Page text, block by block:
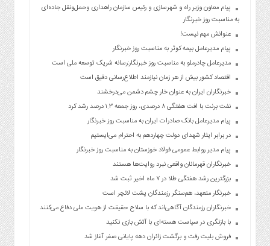
پیام معاون وزیر راه و شهرسازی و رئیس سازمان راهداری وحمل‌ونقل جاده‌ای
به مناسبت روز خبرنگار
عنوانش مهم نیست!
پیام مدیرعامل بیمه کوثر به مناسبت روز خبرنگار
مدیرعامل چادرملو به مناسبت روز خبرنگار:رسانه شریک توسعه ملی است
اقتصاد کشور بیش از هر زمان نیازمند اطلاع‌رسانی دقیق است
خبرنگاران ایران به عنوان خار چشم دشمن می‌درخشند
نفت برنت با افت هفتگی ۸ درصدی، روز جمعه ۱.۳ درصد رشد کرد
پیام مدیرعامل بانک صادرات ایران به مناسبت روز خبرنگار
در برابر ایثار شهدای دولت چهاردهم به احترام می‌ایستیم
پیام مدیر روابط عمومی فولاد خوزستان به مناسبت روز خبرنگار
خبرنگاران قهرمانان واقعی نبرد روایت‌ها هستند
بزرگترین رشد هفتگی طلا در ۷ ماه اخیر ثبت شد
خبرنگار متعهد، هم‌سنگر رزمندگان پشت لانچر است
خبرنگاران رزمندگان آگاهی‌اند که با سلاح حقیقت از هویت ملی دفاع می‌کنند
با بازنگری در سیاست هسته‌ای با آتش بازی نکنید
فروش بلیت رفت و برگشت زائران دهه پایانی صفر آغاز شد